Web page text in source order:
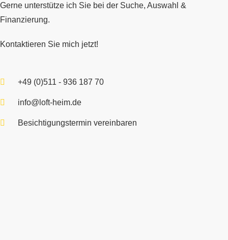
Gerne unterstütze ich Sie bei der Suche, Auswahl &
Finanzierung.
Kontaktieren Sie mich jetzt!
+49 (0)511 - 936 187 70
info@loft-heim.de
Besichtigungstermin vereinbaren